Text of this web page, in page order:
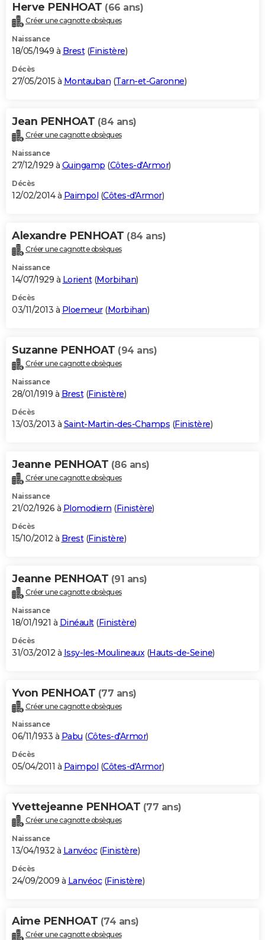
Herve PENHOAT (66 ans)
Créer une cagnotte obsèques
Naissance
18/05/1949 à Brest(Finistère)
Décès
27/05/2015 à Montauban (Tarn-et-Garonne)
Jean PENHOAT (84 ans)
Créer une cagnotte obsèques
Naissance
27/12/1929 à Guingamp (Côtes-d'Armor)
Décès
12/02/2014 à Paimpol (Côtes-d'Armor)
Alexandre PENHOAT (84 ans)
Créer une cagnotte obsèques
Naissance
14/07/1929 à Lorient(Morbihan)
Décès
03/11/2013 à Ploemeur(Morbihan)
Suzanne PENHOAT (94 ans)
Créer une cagnotte obsèques
Naissance
28/01/1919 à Brest(Finistère)
Décès
13/03/2013 à Saint-Martin-des-Champs (Finistère)
Jeanne PENHOAT (86 ans)
Créer une cagnotte obsèques
Naissance
21/02/1926 à Plomodiern (Finistère)
Décès
15/10/2012 à Brest(Finistère)
Jeanne PENHOAT (91 ans)
Créer une cagnotte obsèques
Naissance
18/01/1921 à Dinéault(Finistère)
Décès
31/03/2012 à Issy-les-Moulineaux (Hauts-de-Seine)
Yvon PENHOAT (77 ans)
Créer une cagnotte obsèques
Naissance
06/11/1933 à Pabu (Côtes-d'Armor)
Décès
05/04/2011 à Paimpol (Côtes-d'Armor)
Yvettejeanne PENHOAT (77 ans)
Créer une cagnotte obsèques
Naissance
13/04/1932 à Lanvéoc(Finistère)
Décès
24/09/2009 à Lanvéoc(Finistère)
Aime PENHOAT (74 ans)
Créer une cagnotte obsèques